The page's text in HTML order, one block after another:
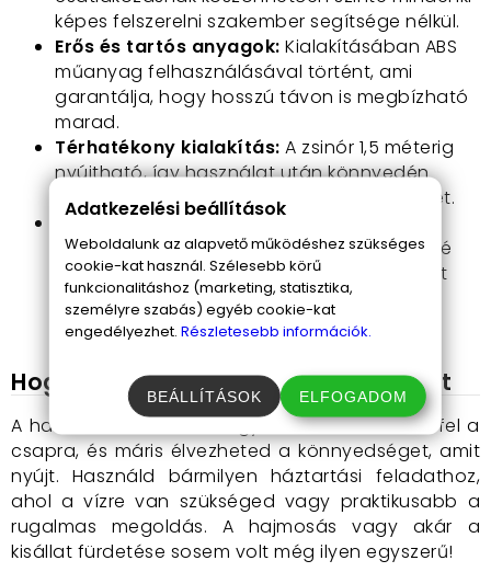
képes felszerelni szakember segítsége nélkül.
Erős és tartós anyagok: Kialakításában ABS
műanyag felhasználásával történt, ami
garantálja, hogy hosszú távon is megbízható
marad.
Térhatékony kialakítás: A zsinór 1,5 méterig
nyújtható, így használat után könnyedén
visszahúzható, hogy ne foglaljon sok helyet.
Sokoldalúság:Alkalmas a konyhai és
fürdőszobai tevékenységek kényelmesebbé
tételéhez, legyen szó hajmosásról, újszülött
vagy kisállat fürdetéséről, vagy akár
mosogatásról.
Hogyan használd a mini zuhany fejet
A használata rendkívül egyszerű, csak szereld fel a
csapra, és máris élvezheted a könnyedséget, amit
nyújt. Használd bármilyen háztartási feladathoz,
ahol a vízre van szükséged vagy praktikusabb a
rugalmas megoldás. A hajmosás vagy akár a
kisállat fürdetése sosem volt még ilyen egyszerű!
Adatkezelési beállítások
Weboldalunk az alapvető működéshez szükséges
cookie-kat használ. Szélesebb körű
funkcionalitáshoz (marketing, statisztika,
személyre szabás) egyéb cookie-kat
engedélyezhet. Részletesebb információk.
BEÁLLÍTÁSOK ELFOGADOM